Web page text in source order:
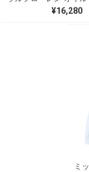
¥16,280